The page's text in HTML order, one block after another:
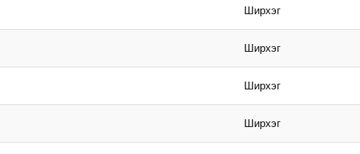
Ширхэг
Ширхэг
Ширхэг
Ширхэг